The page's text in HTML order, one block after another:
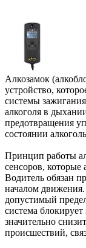
Алкозамок
устройство,
системы
алкоголя в
предотвращения
состоянии
Принцип работы
сенсоров, которые
Водитель обязан
началом
допустимый
система блокирует
значительно
происшествий,